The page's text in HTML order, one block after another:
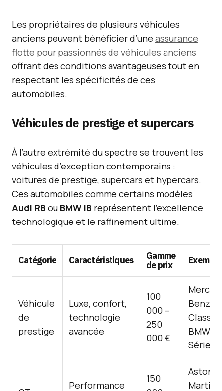
Les propriétaires de plusieurs véhicules
anciens peuvent bénéficier d’une assurance
flotte pour passionnés de véhicules anciens
offrant des conditions avantageuses tout en
respectant les spécificités de ces
automobiles.
Véhicules de prestige et supercars
À l’autre extrémité du spectre se trouvent les
véhicules d’exception contemporains :
voitures de prestige, supercars et hypercars.
Ces automobiles comme certains modèles
Audi R8 ou BMW i8 représentent l’excellence
technologique et le raffinement ultime.
Catégorie Caractéristiques
Gamme
de prix
Véhicule
de
prestige
Luxe, confort,
technologie
avancée
100
000 –
250
000 €
Benz
Classe
BMW
Série 7
Performance
150
Aston
Martin